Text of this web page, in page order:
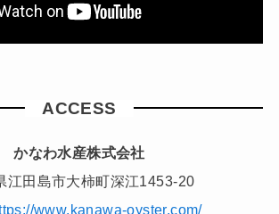
ACCESS
かなわ水産株式会社
江田島市大柿町深江1453-20
www.kanawa-oyster.com/